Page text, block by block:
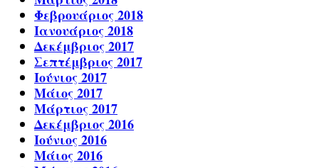
Φεβρουάριος 2018
Ιανουάριος 2018
Δεκέμβριος 2017
Σεπτέμβριος 2017
Ιούνιος 2017
Μάιος 2017
Μάρτιος 2017
Δεκέμβριος 2016
Ιούνιος 2016
Μάιος 2016